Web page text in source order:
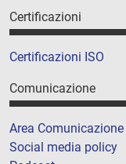
Certificazioni
Certificazioni ISO
Comunicazione
Area Comunicazione
Social media policy